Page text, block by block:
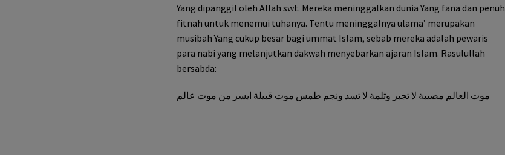
Yang dipanggil oleh Allah swt. Mereka meninggalkan dunia Yang fana dan penuh
fitnah untuk menemui tuhanya. Tentu meninggalnya ulama’ merupakan
musibah Yang cukup besar bagi ummat Islam, sebab mereka adalah pewaris
para nabi yang melanjutkan dakwah menyebarkan ajaran Islam. Rasulullah
bersabda:
موت العالم مصيبة لا تجبر وثلمة لا تسد ونجم طمس موت قبيلة ايسر من موت عالم